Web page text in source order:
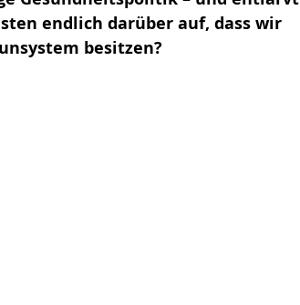
endlich darüber auf, dass wir
besitzen?